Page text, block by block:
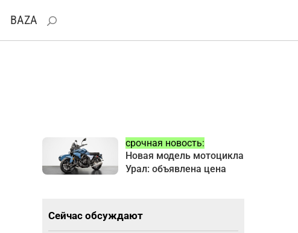
BAZA
срочная новость:
Новая модель мотоцикла
Урал: объявлена цена
Сейчас обсуждают